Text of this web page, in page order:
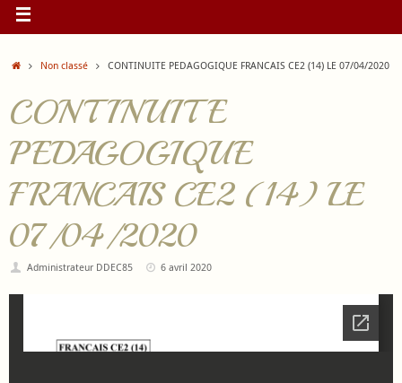
AccueilNon classé CONTINUITE PEDAGOGIQUE FRANCAIS CE2 (14) LE 07/04/2020
CONTINUITE
PEDAGOGIQUE
FRANCAIS CE2 (14) LE
07/04/2020
Administrateur DDEC85 6 avril 2020